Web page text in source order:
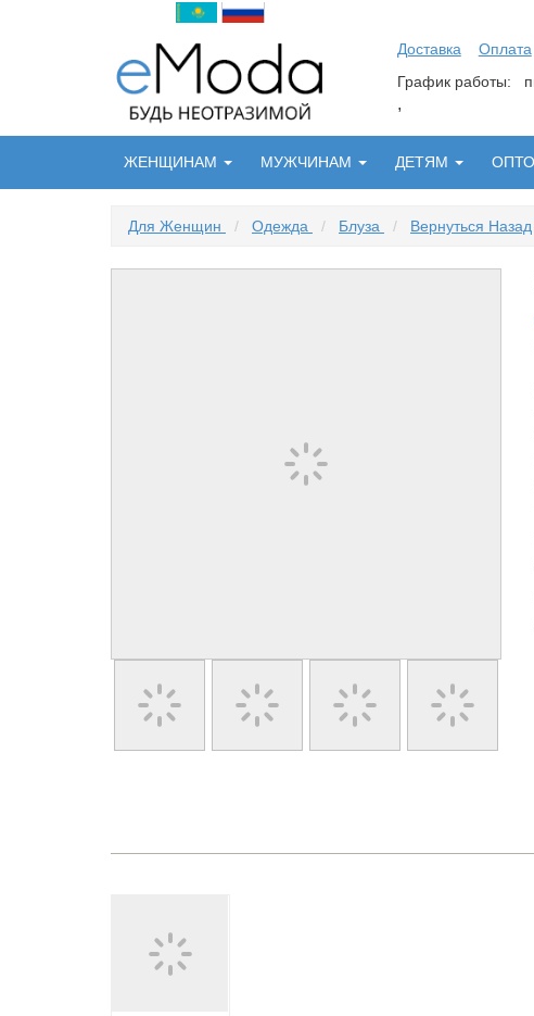
Доставка Оплата
График работы:
,
ЖЕНЩИНАМ МУЖЧИНАМ ДЕТЯМ
Для Женщин / Одежда / Блуза / Вернуться Назад